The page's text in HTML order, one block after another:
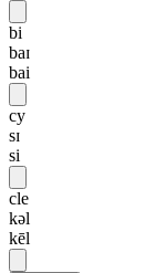
bi
baɪ
bai
cy
sɪ
si
cle
kəl
kēl